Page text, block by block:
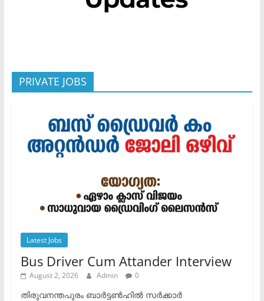
PRIVATE JOBS
Latest Jobs
Bus Driver Cum Attander Interview
August 2, 2026 Admin 0
തിരുവനന്തപുരം ബാർട്ടൺഹിൽ സർക്കാർ